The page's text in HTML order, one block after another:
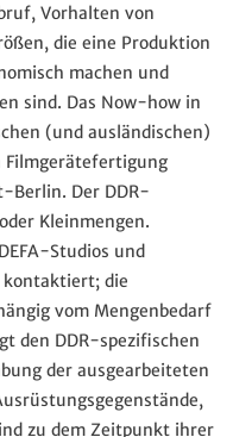
Vorhalten von
die eine Produktion
machen und
sind. Das Now-how in
(und ausländischen)
Filmgerätefertigung
Berlin. Der DDR-
Kleinmengen.
Studios und
kontaktiert; die
vom Mengenbedarf
den DDR-spezifischen
der ausgearbeiteten
zu dem Zeitpunkt ihrer